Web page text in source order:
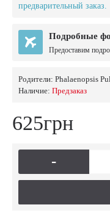
предварительный заказ.
Подробные
Предоставим
Родители: Phalaenopsis
Наличие: Предзаказ
625грн
-